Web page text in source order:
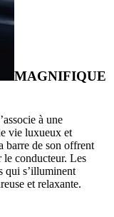
MAGNIFIQUE
à une
vie luxueux et
barre de son offrent
le conducteur. Les
qui s’illuminent
et relaxante.